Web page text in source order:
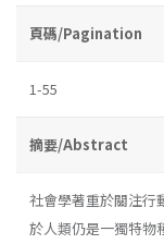
頁碼/Pagination
1-55
摘要/Abstract
社會學著重於關注行
於人類仍是一獨特物